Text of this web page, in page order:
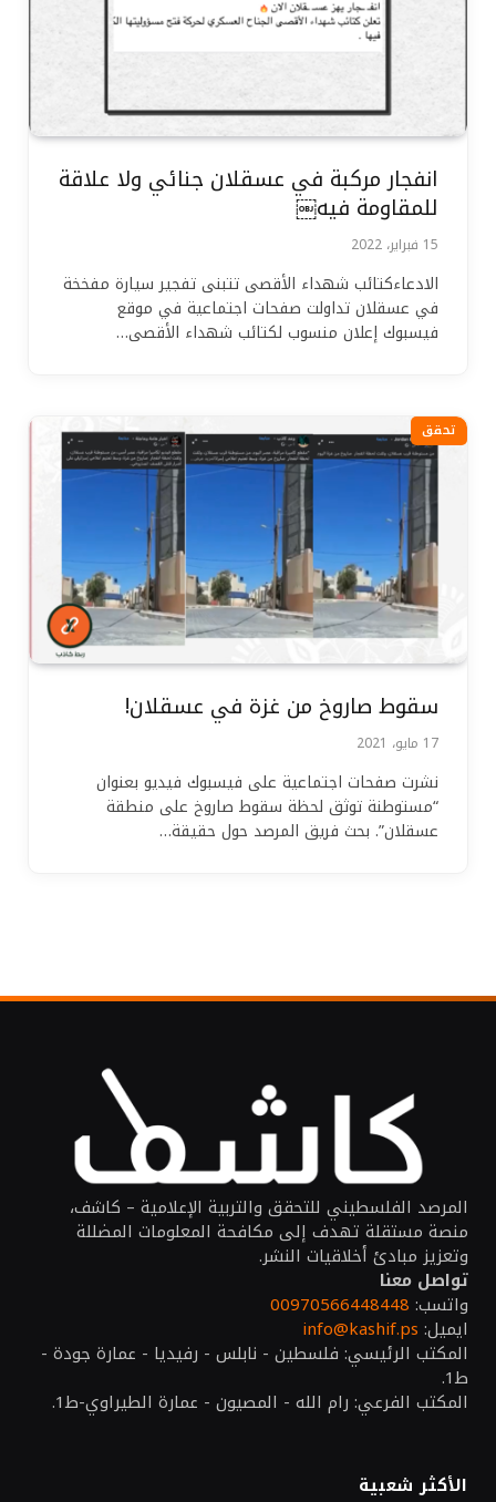
انفجار مركبة في عسقلان جنائي ولا علاقة
للمقاومة فيه￼
15 فبراير، 2022
الادعاءكتائب شهداء الأقصى تتبنى تفجير سيارة مفخخة
في عسقلان تداولت صفحات اجتماعية في موقع
فيسبوك إعلان منسوب لكتائب شهداء الأقصى…
تحقق
سقوط صاروخ من غزة في عسقلان!
17 مايو، 2021
نشرت صفحات اجتماعية على فيسبوك فيديو بعنوان
“مستوطنة توثق لحظة سقوط صاروخ على منطقة
عسقلان”. بحث فريق المرصد حول حقيقة…
المرصد الفلسطيني للتحقق والتربية الإعلامية – كاشف،
منصة مستقلة تهدف إلى مكافحة المعلومات المضللة
وتعزيز مبادئ أخلاقيات النشر.
تواصل معنا
واتسب: 00970566448448
ايميل: info@kashif.ps
المكتب الرئيسي: فلسطين - نابلس - رفيديا - عمارة جودة -
ط1.
المكتب الفرعي: رام الله - المصيون - عمارة الطيراوي-ط1.
الأكثر شعبية